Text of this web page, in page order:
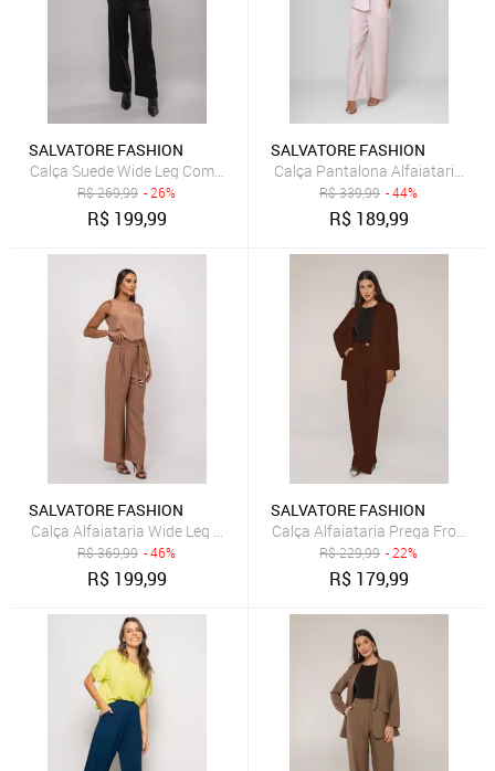
SALVATORE FASHION
Calça Suede Wide Leg Com Recorte Salvatore Preto
R$269,99 - 26%
R$ 199,99
SALVATORE FASHION
Calça Pantalona Alfaiataria
R$339,99 - 44%
R$ 189,99
SALVATORE FASHION
Calça Alfaiataria Wide Leg Com Faixa Salvatore Bege
R$369,99 - 46%
R$ 199,99
SALVATORE FASHION
Calça Alfaiataria Prega Frontal
R$229,99 - 22%
R$ 179,99